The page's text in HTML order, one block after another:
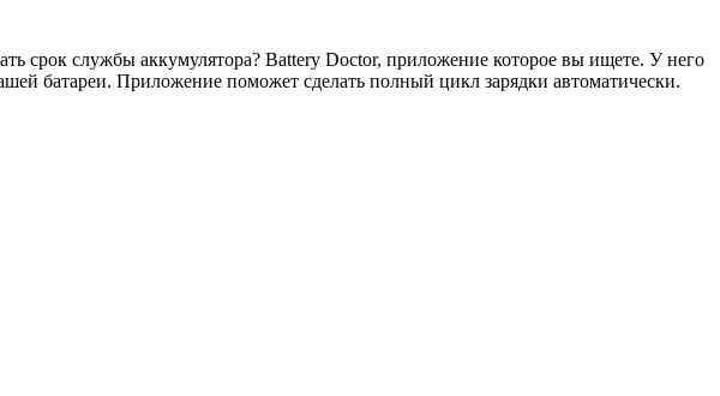
срок службы аккумулятора? Battery Doctor, приложение которое вы ищете. У него
Приложение поможет сделать полный цикл зарядки автоматически.